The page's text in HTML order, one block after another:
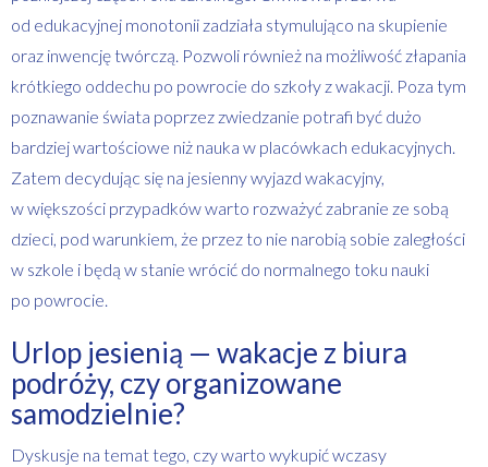
od edukacyjnej monotonii zadziała stymulująco na skupienie
oraz inwencję twórczą. Pozwoli również na możliwość złapania
krótkiego oddechu po powrocie do szkoły z wakacji. Poza tym
poznawanie świata poprzez zwiedzanie potrafi być dużo
bardziej wartościowe niż nauka w placówkach edukacyjnych.
Zatem decydując się na jesienny wyjazd wakacyjny,
w większości przypadków warto rozważyć zabranie ze sobą
dzieci, pod warunkiem, że przez to nie narobią sobie zaległości
w szkole i będą w stanie wrócić do normalnego toku nauki
po powrocie.
Urlop jesienią — wakacje z biura
podróży, czy organizowane
samodzielnie?
Dyskusje na temat tego, czy warto wykupić wczasy